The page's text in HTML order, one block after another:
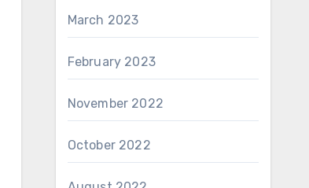
March 2023
February 2023
November 2022
October 2022